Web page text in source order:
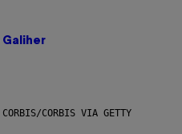
Galiher
CORBIS VIA GETTY